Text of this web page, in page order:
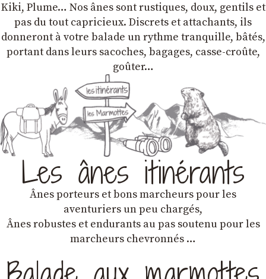
Kiki, Plume… Nos ânes sont rustiques, doux, gentils et
pas du tout capricieux. Discrets et attachants, ils
donneront à votre balade un rythme tranquille, bâtés,
portant dans leurs sacoches, bagages, casse-croûte,
goûter…
Les ânes itinérants
Ânes porteurs et bons marcheurs pour les
aventuriers un peu chargés,
Ânes robustes et endurants au pas soutenu pour les
marcheurs chevronnés …